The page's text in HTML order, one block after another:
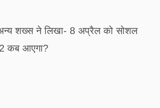
शख्स ने लिखा- 8 अप्रैल को सोशल
2 कब आएगा?